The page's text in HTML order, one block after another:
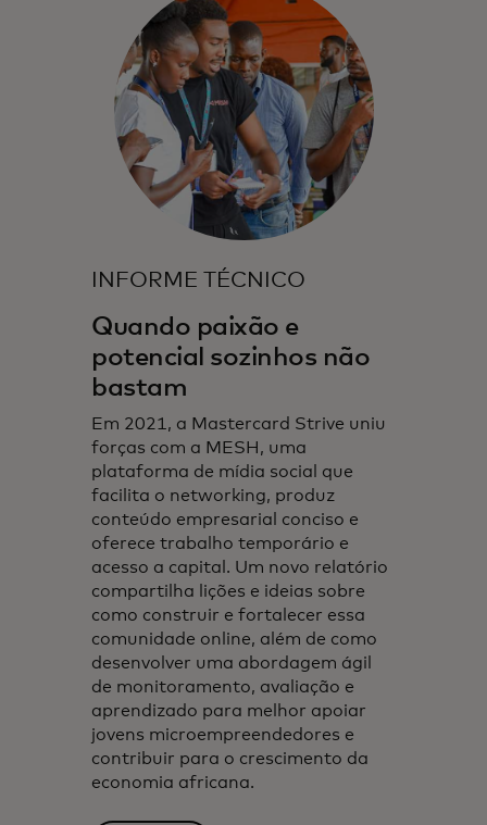
INFORME TÉCNICO
Quando paixão e
potencial sozinhos não
bastam
Em 2021, a Mastercard Strive uniu
forças com a MESH, uma
plataforma de mídia social que
facilita o networking, produz
conteúdo empresarial conciso e
oferece trabalho temporário e
acesso a capital. Um novo relatório
compartilha lições e ideias sobre
como construir e fortalecer essa
comunidade online, além de como
desenvolver uma abordagem ágil
de monitoramento, avaliação e
aprendizado para melhor apoiar
jovens microempreendedores e
contribuir para o crescimento da
economia africana.